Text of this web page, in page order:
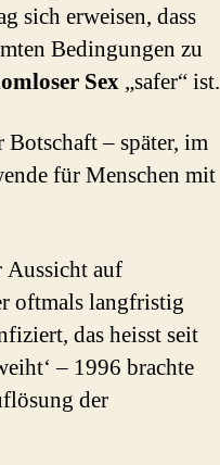
sich erweisen, dass
Bedingungen zu
Sex „safer“ ist.
– später, im
für Menschen mit
Aussicht auf
oftmals langfristig
das heisst seit
– 1996 brachte
der